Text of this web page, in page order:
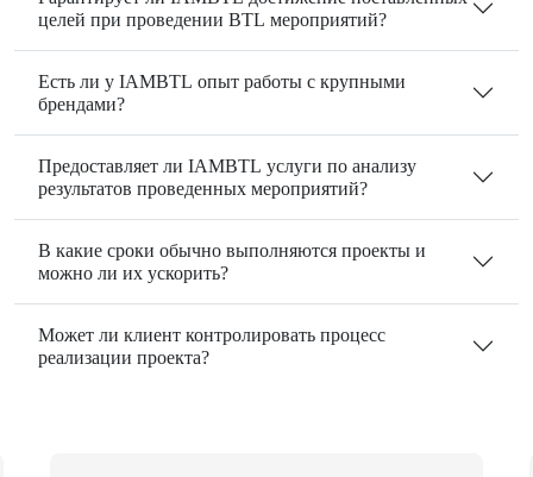
целей при проведении BTL мероприятий?
Есть ли у IAMBTL опыт работы с крупными
брендами?
Предоставляет ли IAMBTL услуги по анализу
результатов проведенных мероприятий?
В какие сроки обычно выполняются проекты и
можно ли их ускорить?
Может ли клиент контролировать процесс
реализации проекта?